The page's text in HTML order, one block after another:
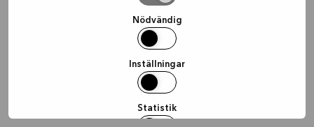
Nödvändig
Inställningar
Statistik